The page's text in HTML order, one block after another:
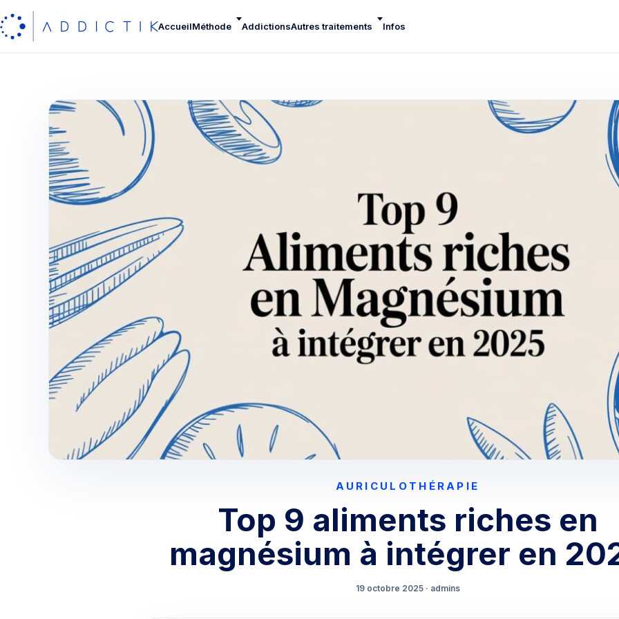
AccueilMéthode AddictionsAutres traitements Infos
AURICULOTHÉRAPIE
Top 9 aliments riches en
magnésium à intégrer en
19 octobre 2025 · admins